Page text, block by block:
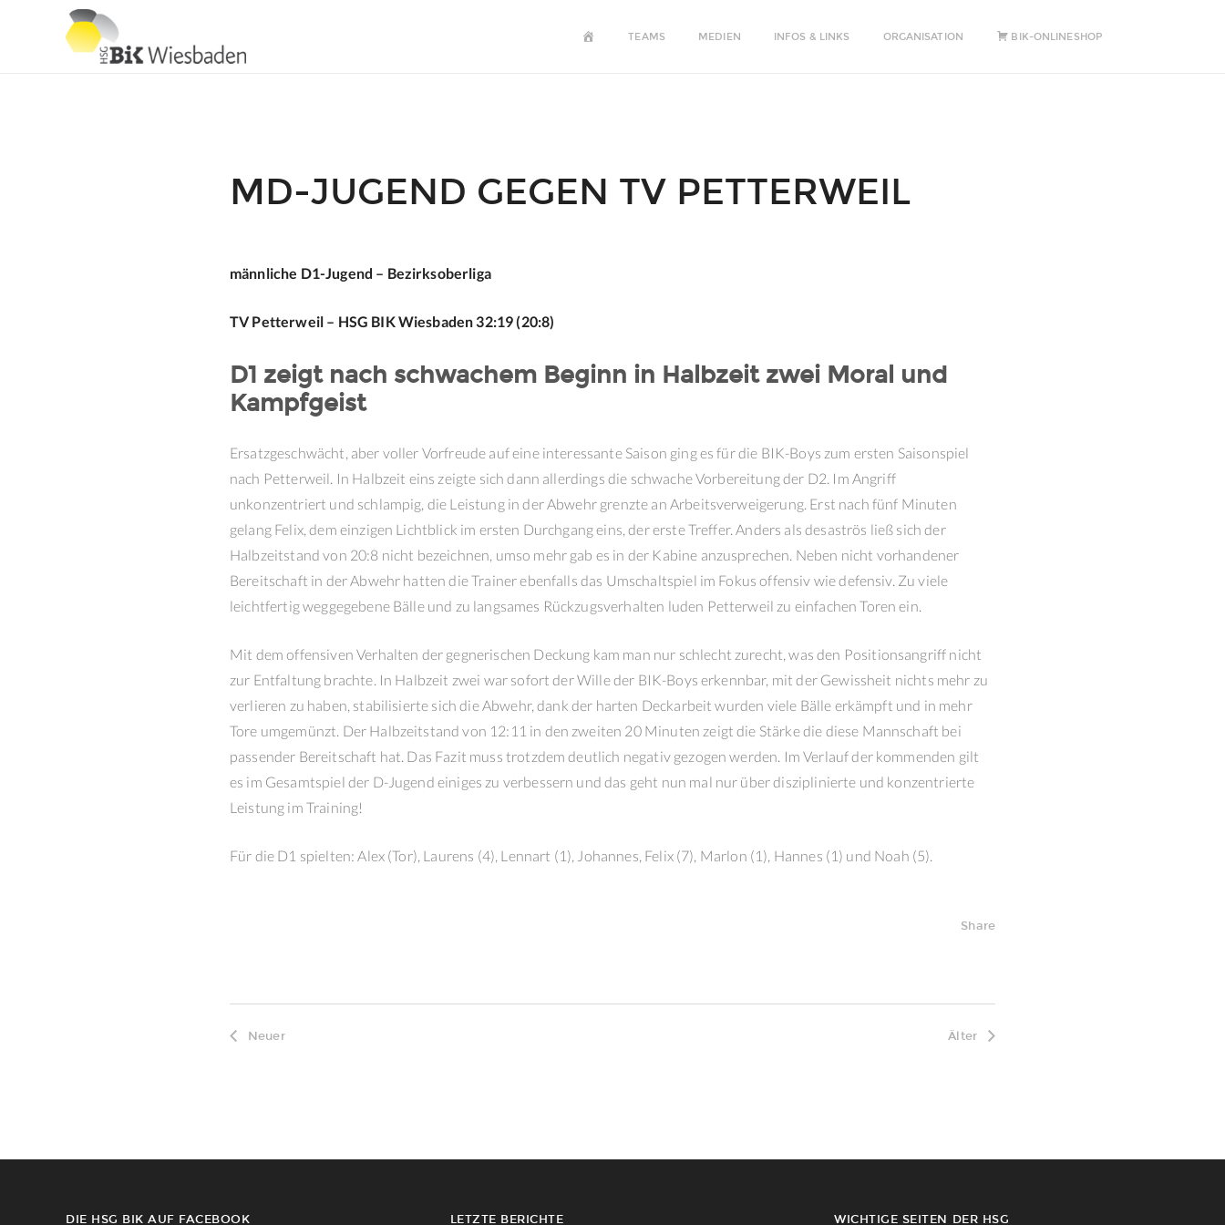
TEAMS MEDIEN INFOS & LINKS ORGANISATION BIK-ONLINESHOP
MD-JUGEND GEGEN TV PETTERWEIL
männliche D1-Jugend – Bezirksoberliga
TV Petterweil – HSG BIK Wiesbaden 32:19 (20:8)
D1 zeigt nach schwachem Beginn in Halbzeit zwei Moral und
Kampfgeist
Ersatzgeschwächt, aber voller Vorfreude auf eine interessante Saison ging es für die BIK-Boys zum ersten Saisonspiel
nach Petterweil. In Halbzeit eins zeigte sich dann allerdings die schwache Vorbereitung der D2. Im Angriff
unkonzentriert und schlampig, die Leistung in der Abwehr grenzte an Arbeitsverweigerung. Erst nach fünf Minuten
gelang Felix, dem einzigen Lichtblick im ersten Durchgang eins, der erste Treffer. Anders als desaströs ließ sich der
Halbzeitstand von 20:8 nicht bezeichnen, umso mehr gab es in der Kabine anzusprechen. Neben nicht vorhandener
Bereitschaft in der Abwehr hatten die Trainer ebenfalls das Umschaltspiel im Fokus offensiv wie defensiv. Zu viele
leichtfertig weggegebene Bälle und zu langsames Rückzugsverhalten luden Petterweil zu einfachen Toren ein.
Mit dem offensiven Verhalten der gegnerischen Deckung kam man nur schlecht zurecht, was den Positionsangriff nicht
zur Entfaltung brachte. In Halbzeit zwei war sofort der Wille der BIK-Boys erkennbar, mit der Gewissheit nichts mehr zu
verlieren zu haben, stabilisierte sich die Abwehr, dank der harten Deckarbeit wurden viele Bälle erkämpft und in mehr
Tore umgemünzt. Der Halbzeitstand von 12:11 in den zweiten 20 Minuten zeigt die Stärke die diese Mannschaft bei
passender Bereitschaft hat. Das Fazit muss trotzdem deutlich negativ gezogen werden. Im Verlauf der kommenden gilt
es im Gesamtspiel der D-Jugend einiges zu verbessern und das geht nun mal nur über disziplinierte und konzentrierte
Leistung im Training!
Für die D1 spielten: Alex (Tor), Laurens (4), Lennart (1), Johannes, Felix (7), Marlon (1), Hannes (1) und Noah (5).
Share
Neuer Älter
DIE HSG BIK AUF FACEBOOK LETZTE BERICHTE WICHTIGE SEITEN DER HSG